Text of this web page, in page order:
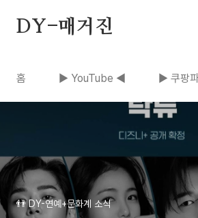
DY-매거진
홈 ▶ YouTube ◀ ▶ 쿠팡
👬 DY-연예+문화계 소식